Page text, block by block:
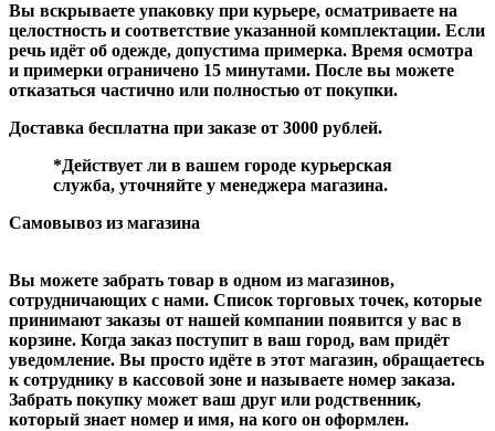
Вы вскрываете упаковку при курьере, осматриваете на
целостность и соответствие указанной комплектации. Если
речь идёт об одежде, допустима примерка. Время осмотра
и примерки ограничено 15 минутами. После вы можете
отказаться частично или полностью от покупки.
Доставка бесплатна при заказе от 3000 рублей.
*Действует ли в вашем городе курьерская
служба, уточняйте у менеджера магазина.
Самовывоз из магазина
Вы можете забрать товар в одном из магазинов,
сотрудничающих с нами. Список торговых точек, которые
принимают заказы от нашей компании появится у вас в
корзине. Когда заказ поступит в ваш город, вам придёт
уведомление. Вы просто идёте в этот магазин, обращаетесь
к сотруднику в кассовой зоне и называете номер заказа.
Забрать покупку может ваш друг или родственник,
который знает номер и имя, на кого он оформлен.